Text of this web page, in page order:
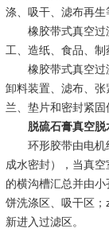
涤、吸干、滤布再生
橡胶带式真空过滤
工、造纸、食品、
橡胶带式真空过滤
卸料装置、滤布、
兰、垫片和密封紧
脱硫石膏真空脱
环形胶带由电机经
成水密封），当真
的横沟槽汇总并由
饼洗涤区、吸干区
新进入过滤区。